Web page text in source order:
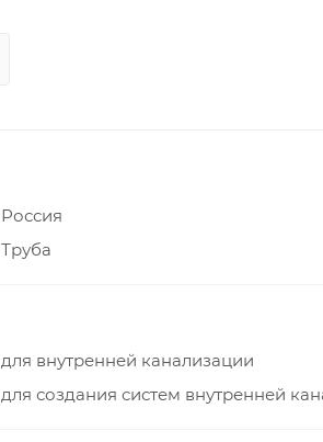
Россия
Труба
для внутренней канализации
для создания систем внутренней